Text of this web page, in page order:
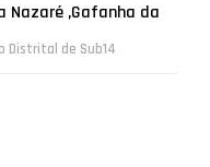
Nazaré ,Gafanha da
Distrital de Sub14